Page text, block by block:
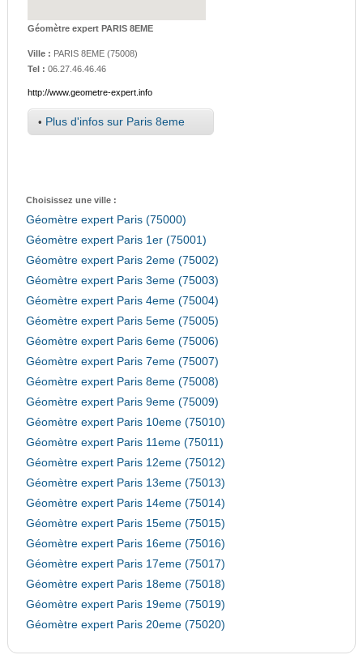
Géomètre expert PARIS 8EME
Ville : PARIS 8EME(75008)
Tel : 06.27.46.46.46
http://www.geometre-expert.info
• Plus d'infos sur Paris 8eme
Choisissez une ville :
Géomètre expert Paris (75000)
Géomètre expert Paris 1er (75001)
Géomètre expert Paris 2eme (75002)
Géomètre expert Paris 3eme (75003)
Géomètre expert Paris 4eme (75004)
Géomètre expert Paris 5eme (75005)
Géomètre expert Paris 6eme (75006)
Géomètre expert Paris 7eme (75007)
Géomètre expert Paris 8eme (75008)
Géomètre expert Paris 9eme (75009)
Géomètre expert Paris 10eme (75010)
Géomètre expert Paris 11eme (75011)
Géomètre expert Paris 12eme (75012)
Géomètre expert Paris 13eme (75013)
Géomètre expert Paris 14eme (75014)
Géomètre expert Paris 15eme (75015)
Géomètre expert Paris 16eme (75016)
Géomètre expert Paris 17eme (75017)
Géomètre expert Paris 18eme (75018)
Géomètre expert Paris 19eme (75019)
Géomètre expert Paris 20eme (75020)